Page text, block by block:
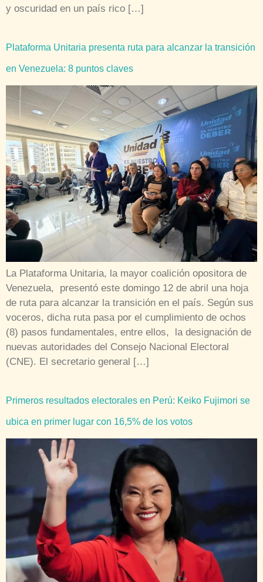
y oscuridad en un país rico […]
Plataforma Unitaria presenta ruta para alcanzar la transición
en Venezuela: 8 puntos claves
La Plataforma Unitaria, la mayor coalición opositora de
Venezuela, presentó este domingo 12 de abril una hoja
de ruta para alcanzar la transición en el país. Según sus
voceros, dicha ruta pasa por el cumplimiento de ochos
(8) pasos fundamentales, entre ellos, la designación de
nuevas autoridades del Consejo Nacional Electoral
(CNE). El secretario general […]
Primeros resultados electorales en Perú: Keiko Fujimori se
ubica en primer lugar con 16,5% de los votos